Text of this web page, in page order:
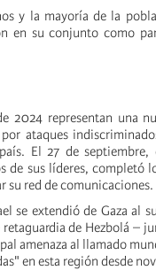
y la mayoría de la
en su conjunto como
2024 representan una
ataques
El 27 de septiembre,
de sus líderes, completó
su red de comunicaciones.
se extendió de Gaza al
retaguardia de Hezbolá –
amenaza al llamado
en esta región desde